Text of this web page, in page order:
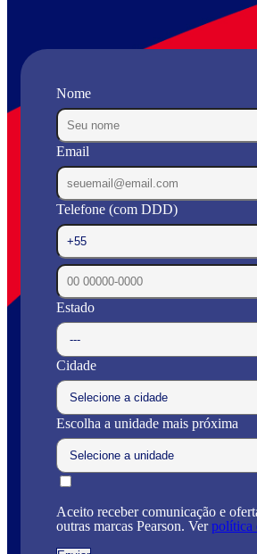
Nome
Email
Telefone (com DDD)
Estado
Cidade
Escolha a unidade mais próxima
Aceito receber comunicação e
outras marcas Pearson. Verpolítica